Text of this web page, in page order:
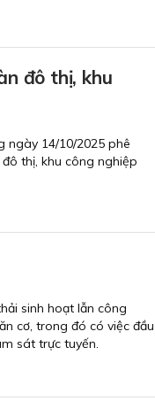
đô thị, khu
ngày 14/10/2025 phê
thị, khu công nghiệp
sinh hoạt lẫn công
cơ, trong đó có việc đầu
sát trực tuyến.